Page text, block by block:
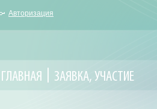
Авторизация
ГЛАВНАЯ ЗАЯВКА, УЧАСТИЕ